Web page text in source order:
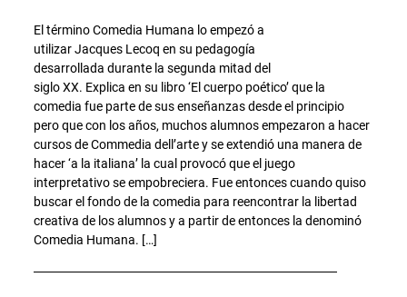
El término Comedia Humana lo empezó a
utilizar Jacques Lecoq en su pedagogía
desarrollada durante la segunda mitad del
siglo XX. Explica en su libro ‘El cuerpo poético’ que la
comedia fue parte de sus enseñanzas desde el principio
pero que con los años, muchos alumnos empezaron a hacer
cursos de Commedia dell’arte y se extendió una manera de
hacer ‘a la italiana’ la cual provocó que el juego
interpretativo se empobreciera. Fue entonces cuando quiso
buscar el fondo de la comedia para reencontrar la libertad
creativa de los alumnos y a partir de entonces la denominó
Comedia Humana. […]